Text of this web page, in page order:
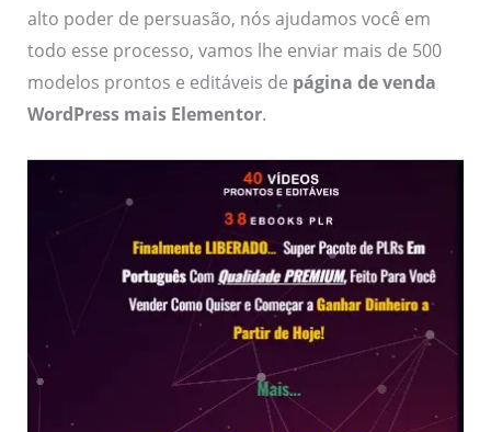
alto poder de persuasão, nós ajudamos você em
todo esse processo, vamos lhe enviar mais de 500
modelos prontos e editáveis de página de venda
WordPress mais Elementor.